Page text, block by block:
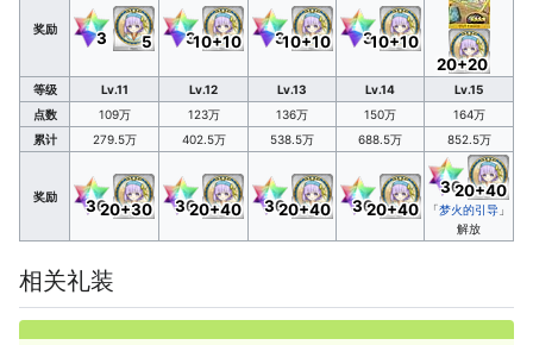
奖励
3 5 310+10 310+10 310+10
20+20
等级 Lv.11 Lv.12 Lv.13 Lv.14
Lv.15
点数
109万 123万 136万 150万
164万
累计
279.5万 402.5万 538.5万 688.5万 852.5万
奖励
3020+30 3020+40 3020+40 3020+40
3020+40
「梦火的引导 」
解放
相关礼装